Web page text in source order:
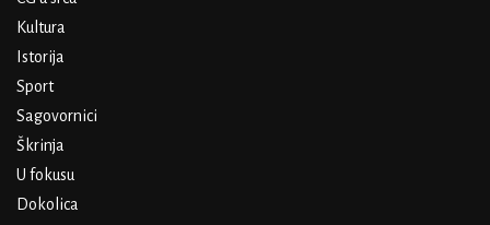
Kultura
Istorija
Sport
Sagovornici
Škrinja
U fokusu
Dokolica